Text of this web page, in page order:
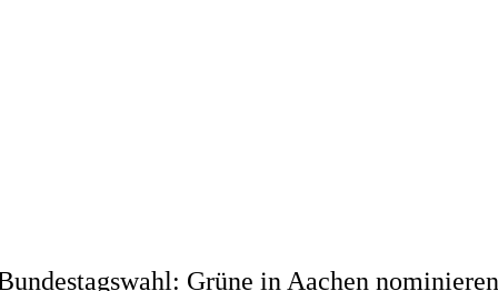
Grüne in Aachen